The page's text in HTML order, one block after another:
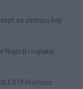
za zimnicu koji
Najbrži i najlakši
Profesor